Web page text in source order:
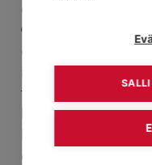
on viisi osallistujaa
®EMV-
esimiestyön
tavoitteiden,
luontaisia
erilaisilla
SALLI